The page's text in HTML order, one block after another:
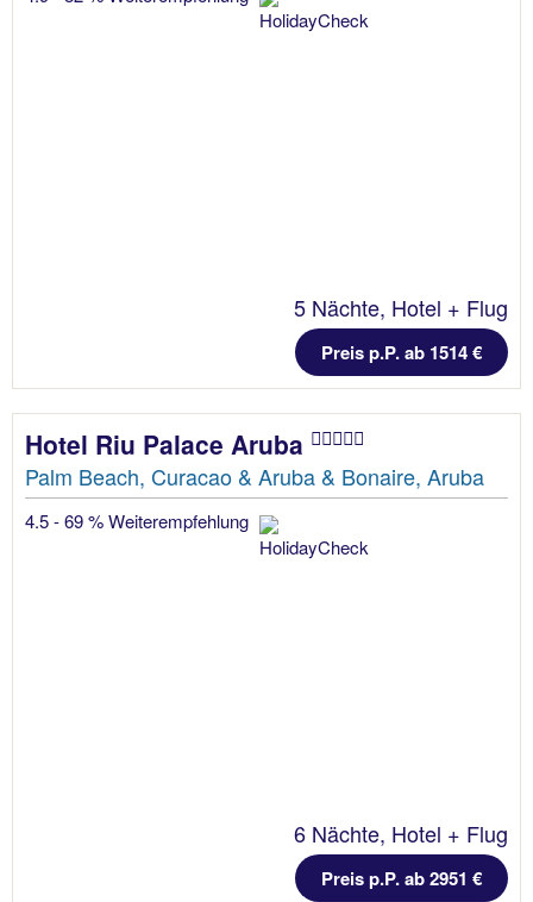
5 Nächte, Hotel + Flug
Preis p.P. ab 1514 €
Hotel Riu Palace Aruba
Palm Beach, Curacao & Aruba & Bonaire, Aruba
4.5 - 69 % Weiterempfehlung
6 Nächte, Hotel + Flug
Preis p.P. ab 2951 €